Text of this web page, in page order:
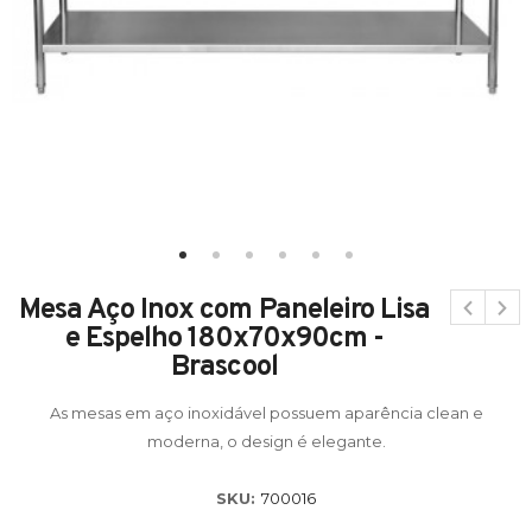
Mesa Aço Inox com Paneleiro Lisa
e Espelho 180x70x90cm -
Brascool
As mesas em aço inoxidável possuem aparência clean e
moderna, o design é elegante.
SKU: 700016